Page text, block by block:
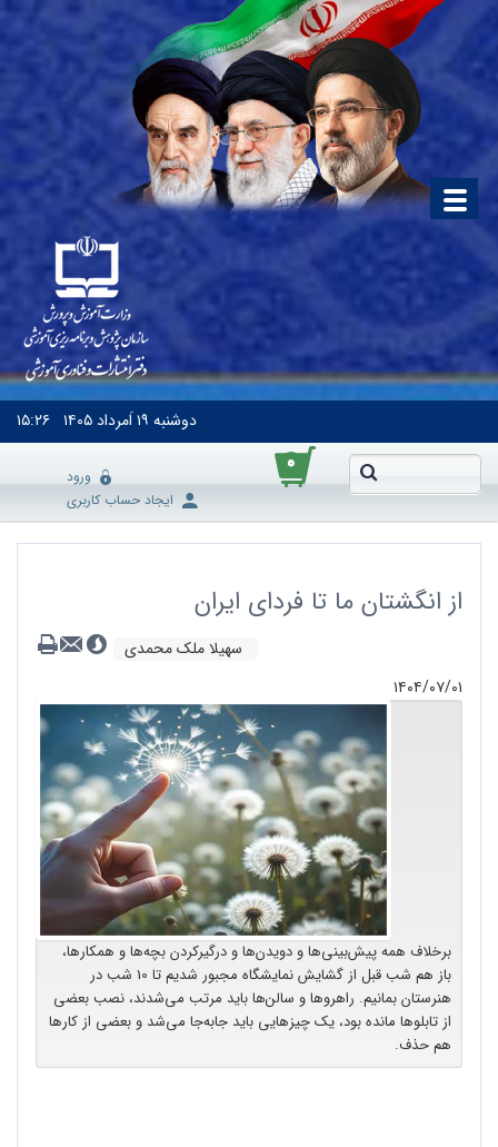
دوشنبه ۱۹ اَمرداد ۱۴۰۵ ۱۵:۲۶
۰
ورود
ایجاد حساب کاربری
از انگشتان ما تا فردای ایران
سهیلا ملک محمدی
۱۴۰۴/۰۷/۰۱
برخلاف همه پیش‌بینی‌ها و دویدن‌ها و درگیرکردن بچه‌ها و همکارها،
باز هم شب قبل از گشایش نمایشگاه مجبور شدیم تا 10 شب در
هنرستان بمانیم. راهروها و سالن‌ها باید مرتب می‌شدند، نصب بعضی
از تابلوها مانده بود، یک چیزهایی باید جابه‌جا می‌شد و بعضی از کارها
هم حذف.